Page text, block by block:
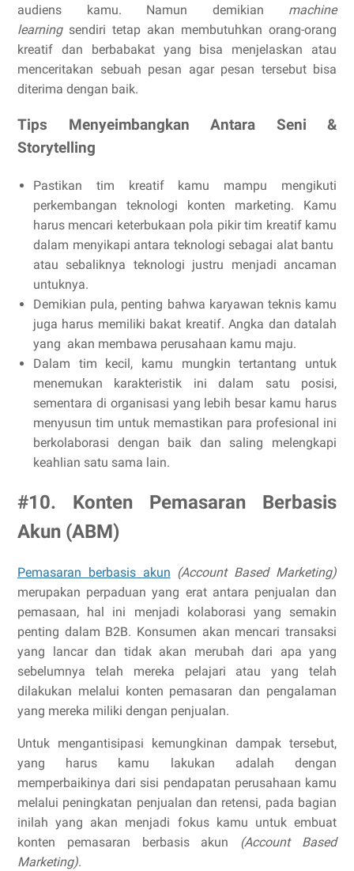
audiens kamu. Namun demikian machine
learningsendiri tetap akan membutuhkan orang-orang
kreatif dan berbabakat yang bisa menjelaskan atau
menceritakan sebuah pesan agar pesan tersebut bisa
diterima dengan baik.
Tips Menyeimbangkan Antara Seni &
Storytelling
Pastikan tim kreatif kamu mampu mengikuti
perkembangan teknologi konten marketing. Kamu
harus mencari keterbukaan pola pikir tim kreatif kamu
dalam menyikapi antara teknologi sebagai alat bantu
atau sebaliknya teknologi justru menjadi ancaman
untuknya.
Demikian pula, penting bahwa karyawan teknis kamu
juga harus memiliki bakat kreatif. Angka dan datalah
yang akan membawa perusahaan kamu maju.
Dalam tim kecil, kamu mungkin tertantang untuk
menemukan karakteristik ini dalam satu posisi,
sementara di organisasi yang lebih besar kamu harus
menyusun tim untuk memastikan para profesional ini
berkolaborasi dengan baik dan saling melengkapi
keahlian satu sama lain.
#10. Konten Pemasaran Berbasis
Akun (ABM)
Pemasaran berbasis akun (Account Based Marketing)
merupakan perpaduan yang erat antara penjualan dan
pemasaan, hal ini menjadi kolaborasi yang semakin
penting dalam B2B. Konsumen akan mencari transaksi
yang lancar dan tidak akan merubah dari apa yang
sebelumnya telah mereka pelajari atau yang telah
dilakukan melalui konten pemasaran dan pengalaman
yang mereka miliki dengan penjualan.
Untuk mengantisipasi kemungkinan dampak tersebut,
yang harus kamu lakukan adalah dengan
memperbaikinya dari sisi pendapatan perusahaan kamu
melalui peningkatan penjualan dan retensi, pada bagian
inilah yang akan menjadi fokus kamu untuk embuat
konten pemasaran berbasis akun (Account Based
Marketing).